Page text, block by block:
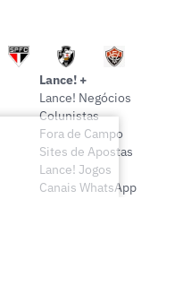
Lance! +
Lance! Negócios
Colunistas
Fora de Campo
Sites de Apostas
Lance! Jogos
Canais WhatsApp